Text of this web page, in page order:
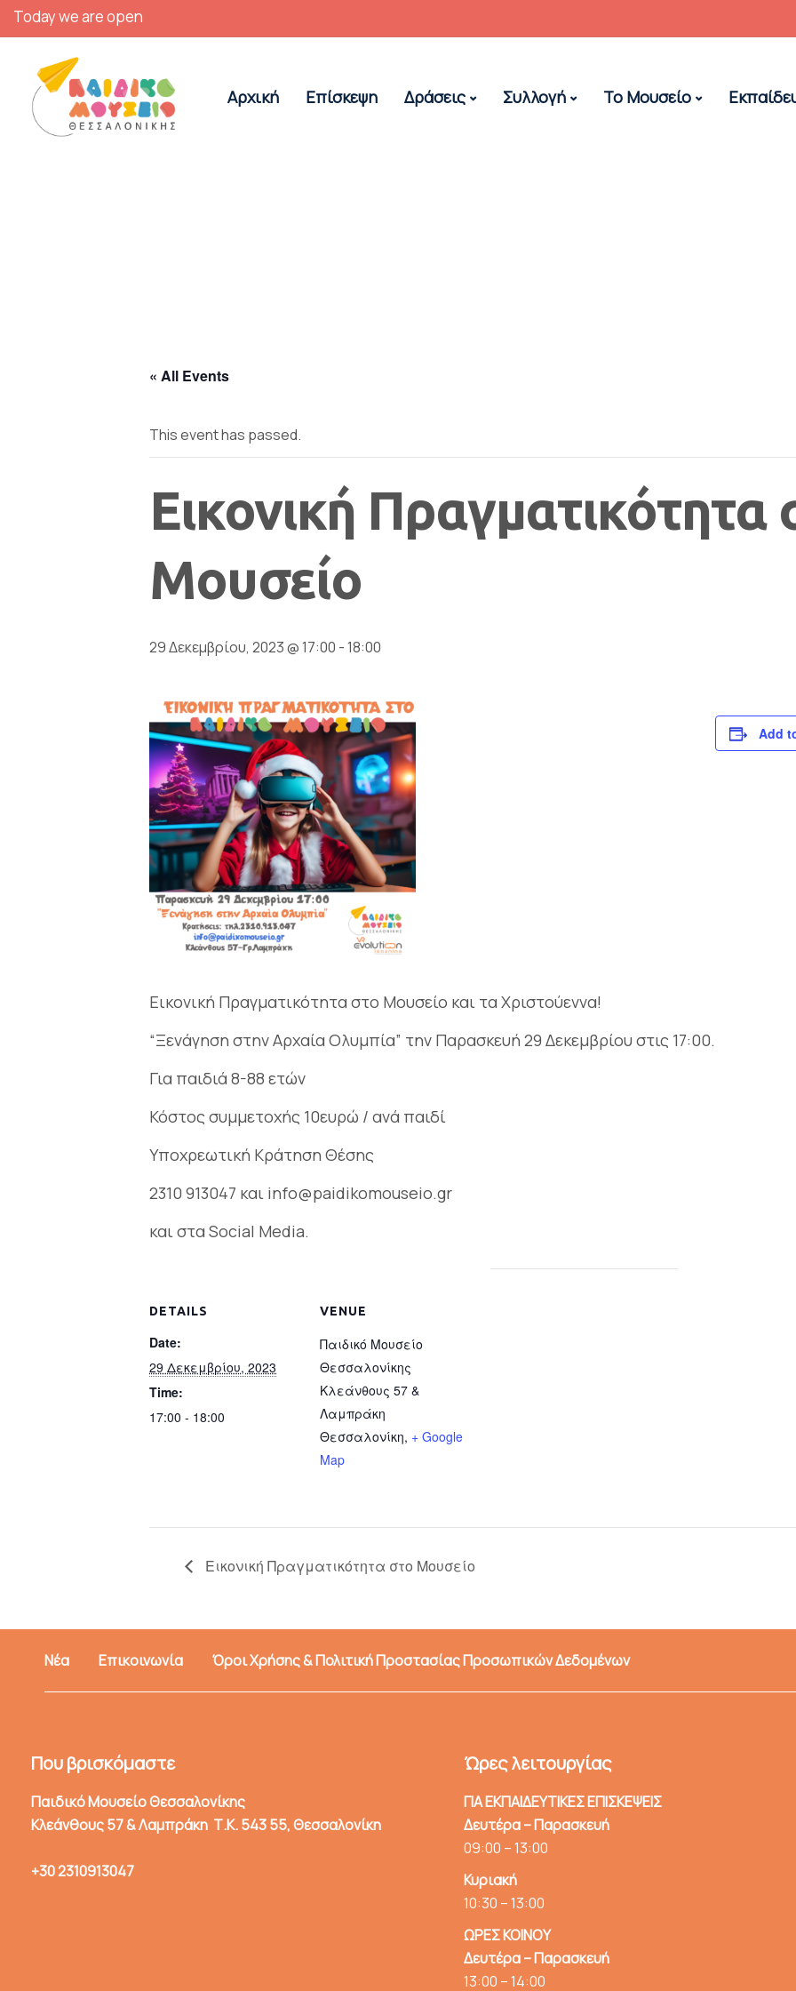
Today we are open
Αρχική Επίσκεψη Δράσεις Συλλογή Το Μουσείο
« All Events
This event has passed.
Εικονική Πραγματικότητα
Μουσείο
29 Δεκεμβρίου, 2023 @ 17:00 -18:00
Εικονική Πραγματικότητα στο Μουσείο και τα Χριστούεννα!
“Ξενάγηση στην Αρχαία Ολυμπία” την Παρασκευή 29 Δεκεμβρίου στις 17:00.
Για παιδιά 8-88 ετών
Κόστος συμμετοχής 10ευρώ / ανά παιδί
Υποχρεωτική Κράτηση Θέσης
2310 913047 και info@paidikomouseio.gr
και στα Social Media.
Add
DETAILS
Date:
29 Δεκεμβρίου, 2023
Time:
17:00 - 18:00
VENUE
Παιδικό Μουσείο
Θεσσαλονίκης
Κλεάνθους 57 &
Λαμπράκη
Θεσσαλονίκη, + Google
Map
Εικονική Πραγματικότητα στο Μουσείο
Νέα Επικοινωνία Όροι Χρήσης & Πολιτική Προστασίας Προσωπικών Δεδομένων
Που βρισκόμαστε
Παιδικό Μουσείο Θεσσαλονίκης
Κλεάνθους 57 & Λαμπράκη Τ.Κ. 543 55, Θεσσαλονίκη
+30 2310913047
Ώρες λειτουργίας
ΓΙΑ ΕΚΠΑΙΔΕΥΤΙΚΕΣ ΕΠΙΣΚΕΨΕΙΣ
Δευτέρα – Παρασκευή
09:00 – 13:00
Κυριακή
10:30 – 13:00
ΩΡΕΣ ΚΟΙΝΟΥ
Δευτέρα – Παρασκευή
13:00 – 14:00